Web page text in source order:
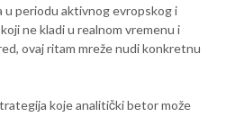
u periodu aktivnog evropskog i
ne kladi u realnom vremenu i
ovaj ritam mreže nudi konkretnu
koje analitički bеtor može